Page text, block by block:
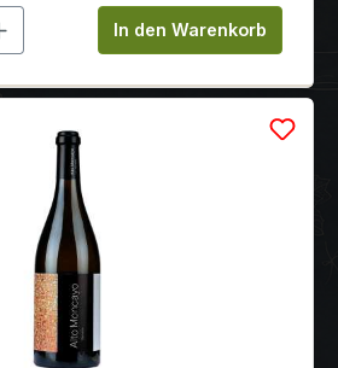
Gib den
In den Warenkorb